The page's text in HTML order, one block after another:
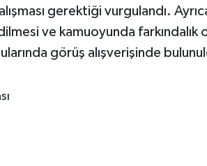
gerektiği vurgulandı.
ve kamuoyunda
görüş alışverişinde